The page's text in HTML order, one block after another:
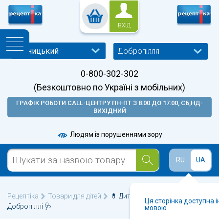
ВХІД
Добропілля
0-800-302-302
(Безкоштовно по Україні з мобільних)
ГРАФІК РОБОТИ CALL-ЦЕНТРУ ПН-ПТ З 8:00 ДО 17:00, СБ,НД-
ВИХІДНИЙ
Людям із порушеннями зору
RU UA
Ця сторінка доступна
мовою
Рецептіка Товари для дітей
💊 Дитячі пляшечки у
Добропіллі 🩺